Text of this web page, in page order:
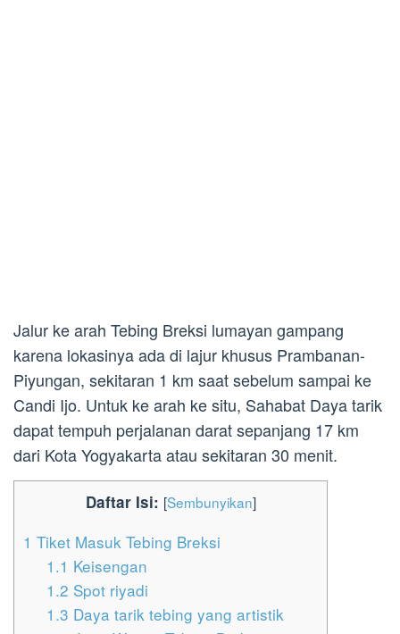
Jalur ke arah Tebing Breksi lumayan gampang
karena lokasinya ada di lajur khusus Prambanan-
Piyungan, sekitaran 1 km saat sebelum sampai ke
Candi Ijo. Untuk ke arah ke situ, Sahabat Daya tarik
dapat tempuh perjalanan darat sepanjang 17 km
dari Kota Yogyakarta atau sekitaran 30 menit.
Daftar Isi: [Sembunyikan]
1 Tiket Masuk Tebing Breksi
1.1 Keisengan
1.2 Spot riyadi
1.3 Daya tarik tebing yang artistik